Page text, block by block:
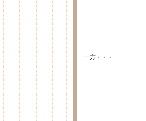
一方・・・